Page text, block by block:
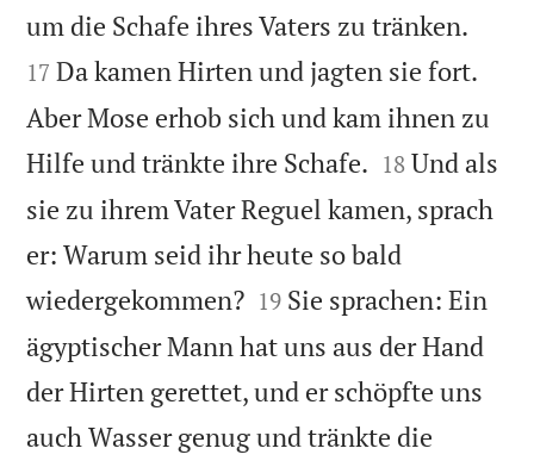
um die Schafe ihres Vaters zu tränken.
17 Da kamen Hirten und jagten sie fort.
Aber Mose erhob sich und kam ihnen zu
Hilfe und tränkte ihre Schafe. 

18 Und als
sie zu ihrem Vater Reguel kamen, sprach
er: Warum seid ihr heute so bald
wiedergekommen?
19 Sie sprachen: Ein
ägyptischer Mann hat uns aus der Hand
der Hirten gerettet, und er schöpfte uns
auch Wasser genug und tränkte die